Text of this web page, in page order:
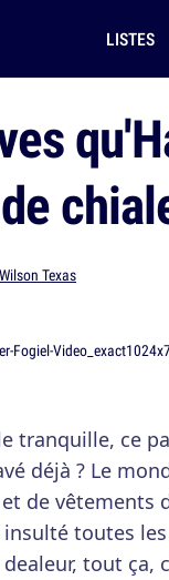
LISTES
Wilson Texas
tranquille, ce
déjà ? Le
de vêtements
toutes
tout ça,